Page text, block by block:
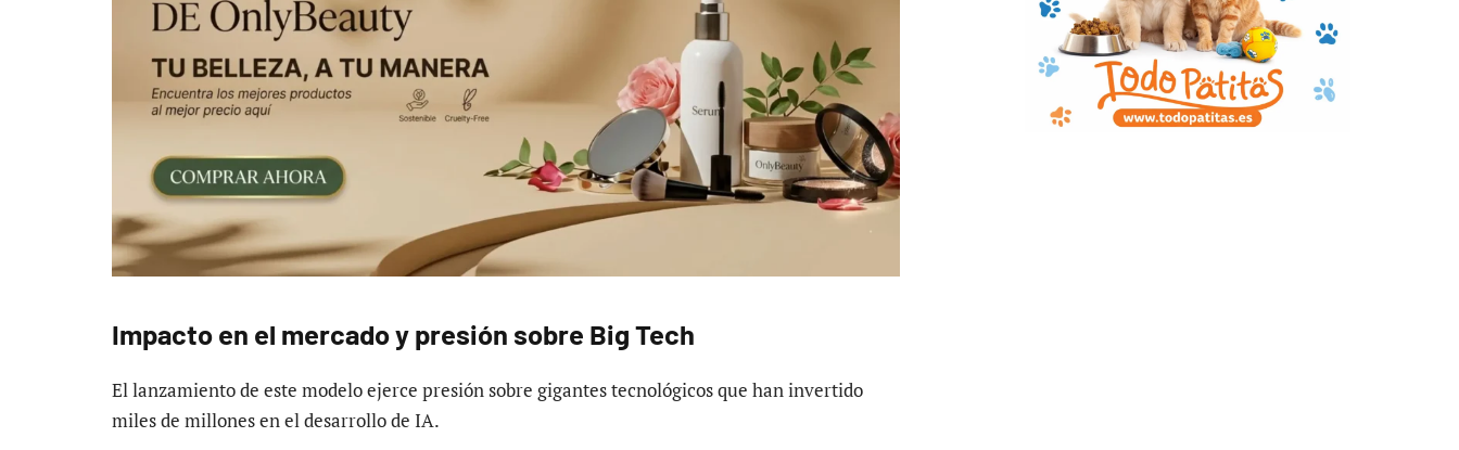
Impacto en el mercado y presión sobre Big Tech
El lanzamiento de este modelo ejerce presión sobre gigantes tecnológicos que han invertido
miles de millones en el desarrollo de IA.